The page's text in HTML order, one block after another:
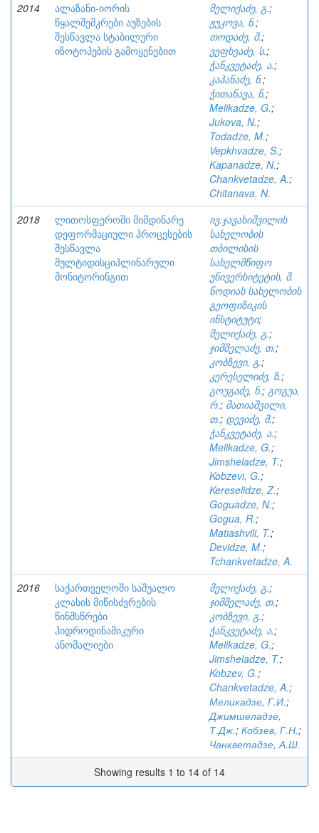
2014
ალაზანი-იორის
წყალშემკრები აუზების
შესწავლა სტაბილური
იზოტოპების გამოყენებით
მელიქაძე, გ.;
ჟუკოვა, ნ.;
თოდაძე, მ.;
ვეფხვაძე, ს.;
ჭანკვეტაძე, ა.;
კაპანაძე, ნ.;
ჭითანავა, ნ.;
Melikadze, G.;
Jukova, N.;
Todadze, M.;
Vepkhvadze, S.;
Kapanadze, N.;
Chankvetadze, A.;
Chitanava, N.
2018
ლითოსფეროში მიმდინარე
დეფორმაციული პროცესების
შესწავლა
მულტიდისციპლინარული
მონიტორინგით
ივ.ჯავახიშვილის
სახელობის
თბილისის
სახელმწიფო
უნივერსიტეტის, მ.
ნოდიას სახელობის
გეოფიზიკის
ინსტიტუტი;
მელიქაძე, გ.;
ჯიმშელაძე, თ.;
კობზევი, გ.;
კერესელიძე, ზ.;
გოუგაძე, ნ.; გოგუა,
რ.; მათიაშვილი,
თ.; დევიძე, მ.;
ჭანკვეტაძე, ა.;
Melikadze, G.;
Jimsheladze, T.;
Kobzevi, G.;
Kereselidze, Z.;
Goguadze, N.;
Gogua, R.;
Matiashvili, T.;
Devidze, M.;
Tchankvetadze, A.
2016
საქართველოში საშუალო
კლასის მიწისძვრების
წინმსწრები
ჰიდროდინამიკური
ანომალიები
მელიქაძე, გ.;
ჯიმშელაძე, თ.;
კობზევი, გ.;
ჭანკვეტაძე, ა.;
Melikadze, G.;
Jimsheladze, T.;
Kobzev, G.;
Chankvetadze, A.;
Меликадзе, Г.И.;
Джимшеладзе,
Т.Дж.; Кобзев, Г.Н.;
Чанкветадзе, А.Ш.
Showing results 1 to 14 of 14